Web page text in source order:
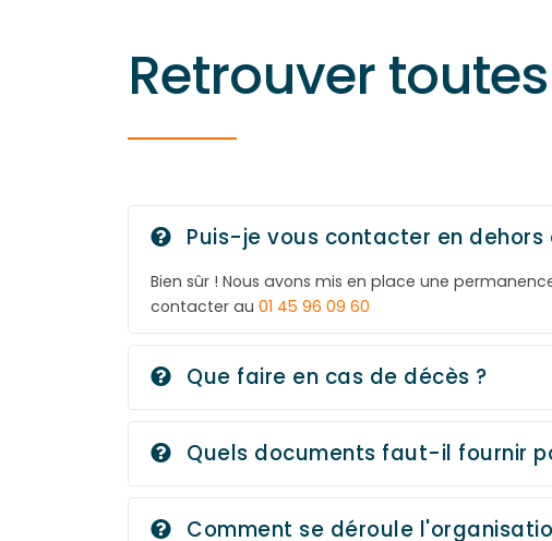
Retrouver
Puis-je vous contacter en
Bien sûr ! Nous avons mis en place une
contacter au 01 45 96 09 60
Que faire en cas de décès ?
Quels documents faut-il fournir
Comment se déroule